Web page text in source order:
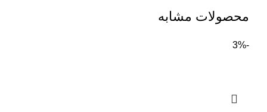
محصولات مشابه
-3%